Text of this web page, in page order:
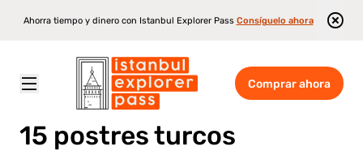
Ahorra tiempo y dinero con Istanbul Explorer Pass Consíguelo ahora
Comprar ahora
Istanbul Explorer Pass \ Blog \ 15 postres turcos tradicionales que debes probar
15 postres turcos